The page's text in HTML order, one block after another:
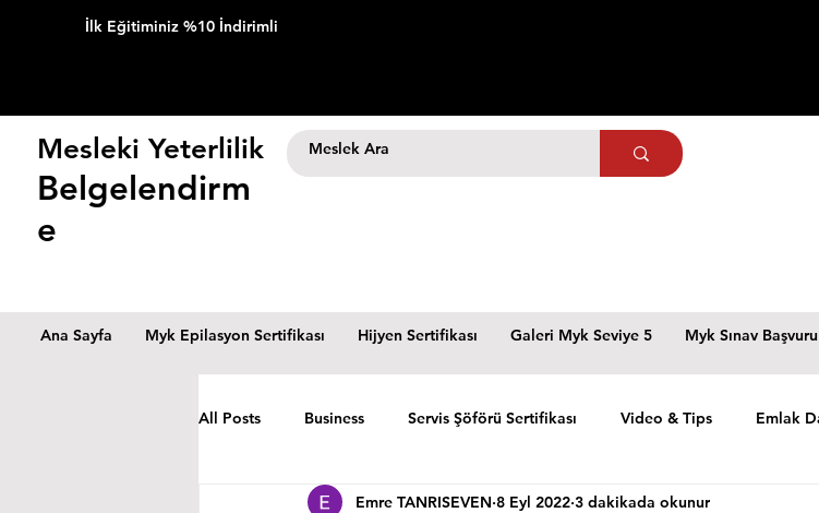
İlk Eğitiminiz %10 İndirimli
Mesleki Yeterlilik
Belgelendirm
e
Ana Sayfa Myk Epilasyon Sertifikası Hijyen Sertifikası Galeri Myk Seviye 5 Myk Sınav
All Posts Business Servis Şöförü Sertifikası Video & Tips Emlak
Emre TANRISEVEN 8 Eyl 2022 3 dakikada okunur